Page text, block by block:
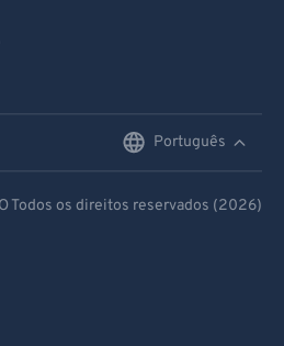
Português
Todos os direitos reservados (2026)